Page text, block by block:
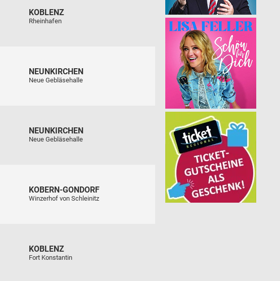
KOBLENZ
Rheinhafen
NEUNKIRCHEN
Neue Gebläsehalle
NEUNKIRCHEN
Neue Gebläsehalle
KOBERN-GONDORF
Winzerhof von Schleinitz
KOBLENZ
Fort Konstantin